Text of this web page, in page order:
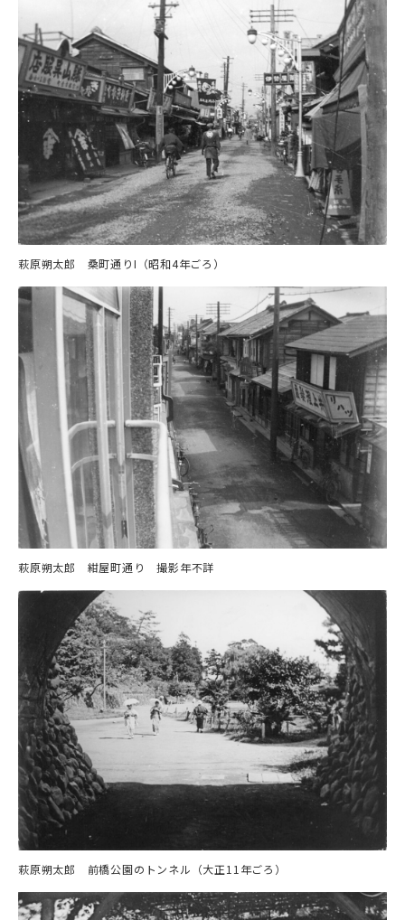
萩原朔太郎 桑町通りI（昭和4年ごろ）
萩原朔太郎 紺屋町通り 撮影年不詳
萩原朔太郎 前橋公園のトンネル（大正11年ごろ）